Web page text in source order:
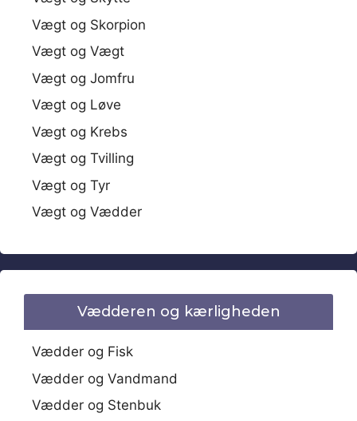
Vægt og Skorpion
Vægt og Vægt
Vægt og Jomfru
Vægt og Løve
Vægt og Krebs
Vægt og Tvilling
Vægt og Tyr
Vægt og Vædder
Vædderen og kærligheden
Vædder og Fisk
Vædder og Vandmand
Vædder og Stenbuk